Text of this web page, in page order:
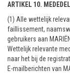
ARTIKEL 10.
(1) Alle wettelijk
faillissement,
gebruikers aan
Wettelijk relevante
naar het bij de
E-mailberichten van